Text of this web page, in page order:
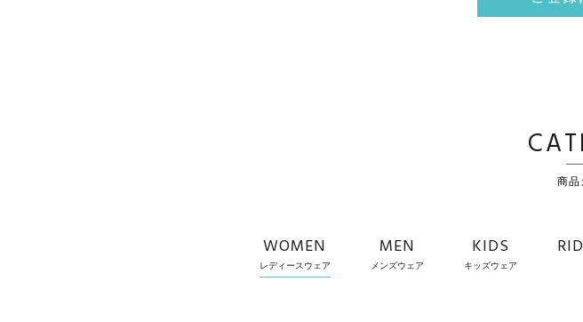
商品
WOMEN
レディースウェア
MEN
メンズウェア
KIDS
キッズウェア